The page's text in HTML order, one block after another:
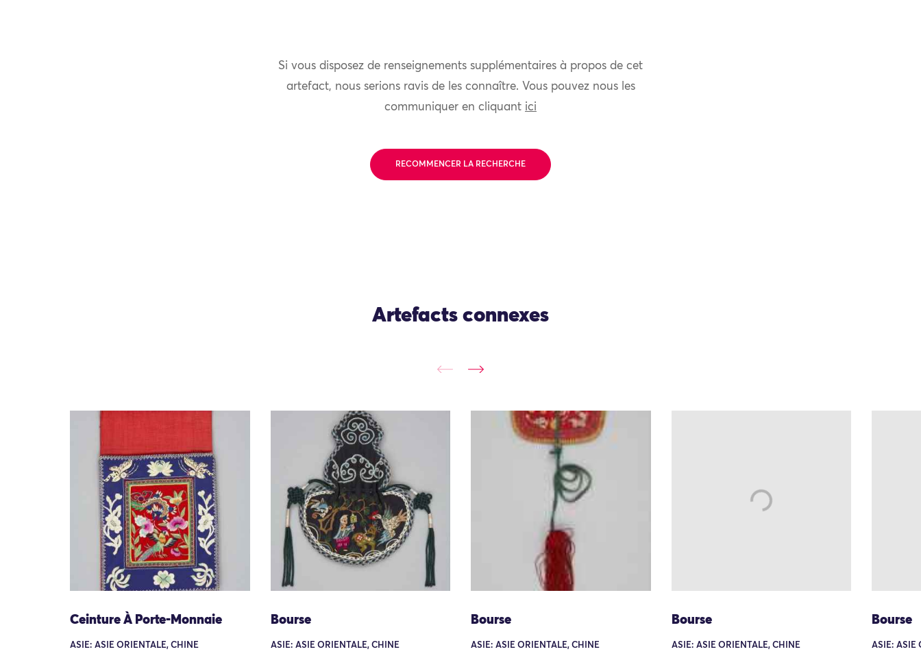
Si vous disposez de renseignements supplémentaires à propos de cet
artefact, nous serions ravis de les connaître. Vous pouvez nous les
communiquer en cliquant ici
RECOMMENCER LA RECHERCHE
Artefacts connexes
Ceinture À Porte-Monnaie
ASIE: ASIE ORIENTALE, CHINE
Bourse
ASIE: ASIE ORIENTALE, CHINE
Bourse
ASIE: ASIE ORIENTALE, CHINE
Bourse
ASIE: ASIE ORIENTALE, CHINE
Bourse
ASIE: ASIE